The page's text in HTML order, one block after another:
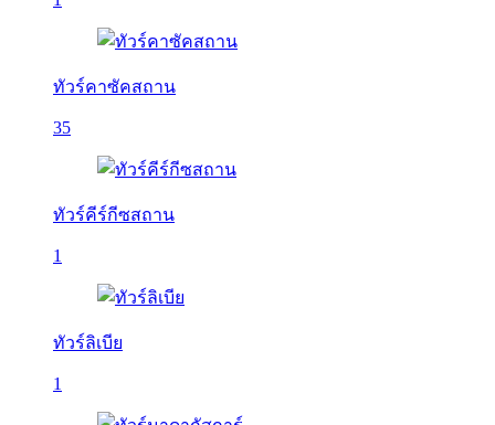
ทัวร์คาซัคสถาน
35
ทัวร์คีร์กีซสถาน
1
ทัวร์ลิเบีย
1